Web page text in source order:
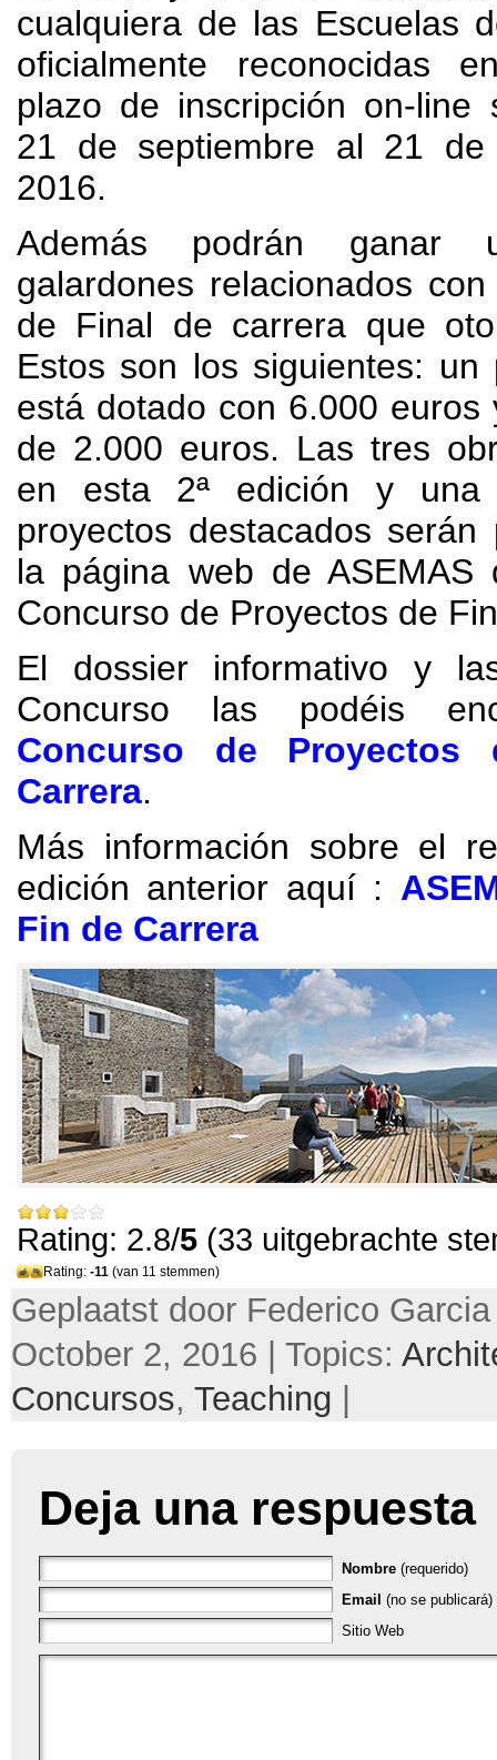
cualquiera de las Escuelas
oficialmente reconocidas
plazo de inscripción on-line
21 de septiembre al 21 de
2016.
Además podrán
galardones relacionados
de Final de carrera que
Estos son los siguientes: un
está dotado con 6.000 euros
de 2.000 euros. Las tres
en esta 2ª edición y una
proyectos destacados serán
la página web de ASEMAS
Concurso de Proyectos de
El dossier informativo y
Concurso las podéis
Concurso de
Carrera.
Más información sobre el
edición anterior aquí :
Fin de Carrera
Rating: 2.8/5 (33 uitgebrachte
Rating: -11 (van 11 stemmen)
Geplaatst door Federico
October 2, 2016 | Topics:
Concursos, Teaching
Deja una respuesta
Nombre (requerido)
Email (no se publicará)
Sitio Web